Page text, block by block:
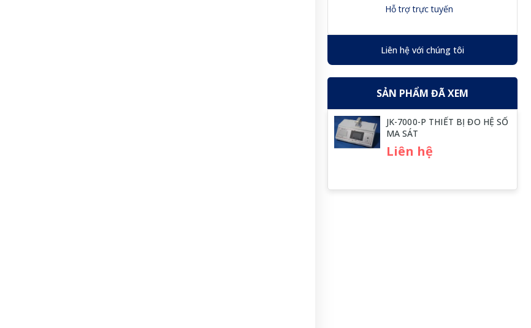
Hỗ trợ trực tuyến
Liên hệ với chúng tôi
SẢN PHẨM ĐÃ XEM
JK-7000-P THIẾT BỊ ĐO HỆ SỐ
MA SÁT
Liên hệ